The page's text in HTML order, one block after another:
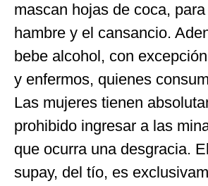
mascan hojas de coca,
hambre y el cansancio.
bebe alcohol, con
y enfermos, quienes
Las mujeres tienen
prohibido ingresar a las
que ocurra una desgracia.
supay, del tío, es